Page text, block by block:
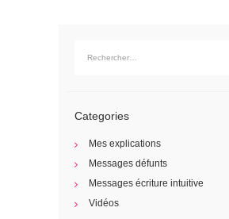
Categories
Mes explications
Messages défunts
Messages écriture intuitive
Vidéos